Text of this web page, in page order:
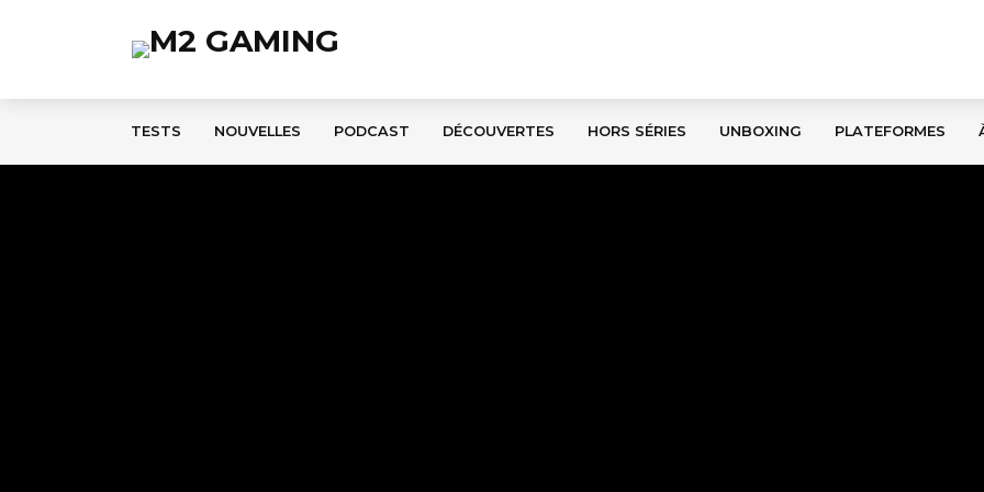
TESTS NOUVELLES PODCAST DÉCOUVERTES HORS SÉRIES UNBOXING PLATEFORMES